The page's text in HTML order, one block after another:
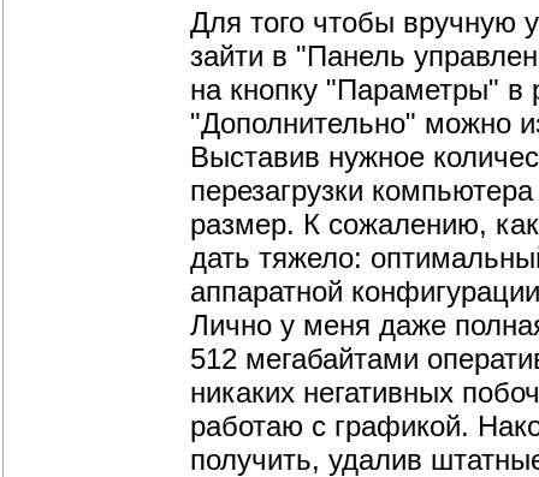
Для того чтобы вручную
зайти в "Панель
на кнопку "Параметры" в
"Дополнительно" можно
Выставив нужное
перезагрузки
размер. К сожалению,
дать тяжело:
аппаратной
Лично у меня даже
512 мегабайтами
никаких негативных
работаю с графикой.
получить, удалив